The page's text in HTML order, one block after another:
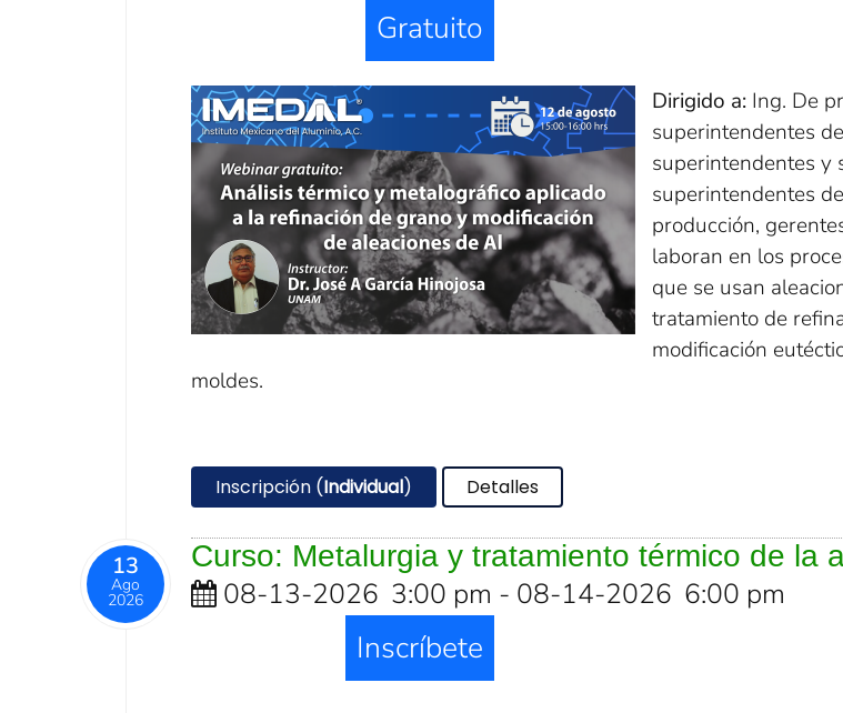
Gratuito
Dirigido a: Ing. De
superintendentes
superintendentes y
superintendentes
producción,
laboran en los
que se usan
tratamiento de
modificación
moldes.
Inscripción (Individual) Detalles
13
Ago
2026
Curso: Metalurgia y tratamiento térmico de la
08-13-2026 3:00 pm - 08-14-2026 6:00 pm
Inscríbete